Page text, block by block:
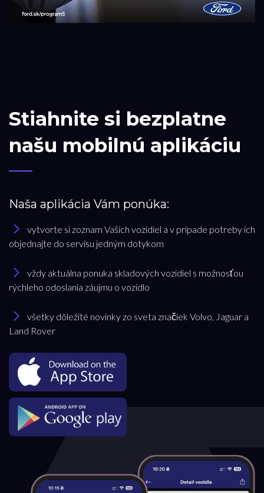
Stiahnite si bezplatne
našu mobilnú aplikáciu
Naša aplikácia Vám ponúka:
vytvorte si zoznam Vašich vozidiel a v prípade potreby ich
objednajte do servisu jedným dotykom
vždy aktuálna ponuka skladových vozidiel s možnosťou
rýchleho odoslania záujmu o vozidlo
všetky dôležité novinky zo sveta značiek Volvo, Jaguar a
Land Rover